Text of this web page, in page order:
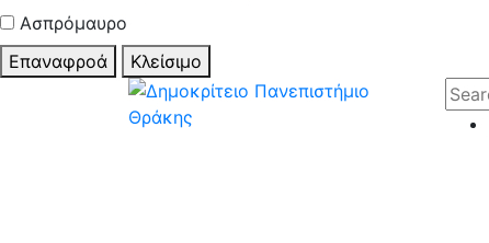
Ασπρόμαυρο
Επαναφροά
Κλείσιμο